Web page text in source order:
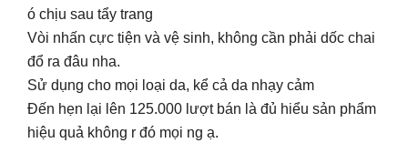
ó chịu sau tẩy trang
Vòi nhấn cực tiện và vệ sinh, không cần phải dốc chai
đổ ra đâu nha.
Sử dụng cho mọi loại da, kể cả da nhạy cảm
Đến hẹn lại lên 125.000 lượt bán là đủ hiểu sản phẩm
hiệu quả không r đó mọi ng ạ.